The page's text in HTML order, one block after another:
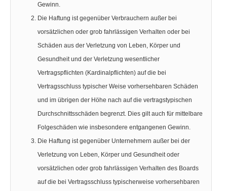
Gewinn.
Die Haftung ist gegenüber Verbrauchern außer bei
vorsätzlichen oder grob fahrlässigen Verhalten oder bei
Schäden aus der Verletzung von Leben, Körper und
Gesundheit und der Verletzung wesentlicher
Vertragspflichten (Kardinalpflichten) auf die bei
Vertragsschluss typischer Weise vorhersehbaren Schäden
und im übrigen der Höhe nach auf die vertragstypischen
Durchschnittsschäden begrenzt. Dies gilt auch für mittelbare
Folgeschäden wie insbesondere entgangenen Gewinn.
Die Haftung ist gegenüber Unternehmern außer bei der
Verletzung von Leben, Körper und Gesundheit oder
vorsätzlichen oder grob fahrlässigen Verhalten des Boards
auf die bei Vertragsschluss typischerweise vorhersehbaren